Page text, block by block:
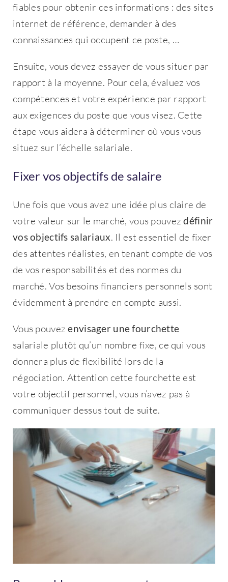
fiables pour obtenir ces informations : des sites
internet de référence, demander à des
connaissances qui occupent ce poste, …
Ensuite, vous devez essayer de vous situer par
rapport à la moyenne. Pour cela, évaluez vos
compétences et votre expérience par rapport
aux exigences du poste que vous visez. Cette
étape vous aidera à déterminer où vous vous
situez sur l’échelle salariale.
Fixer vos objectifs de salaire
Une fois que vous avez une idée plus claire de
votre valeur sur le marché, vous pouvezdéfinir
vos objectifs salariaux. Il est essentiel de fixer
des attentes réalistes, en tenant compte de vos
de vos responsabilités et des normes du
marché. Vos besoins financiers personnels sont
évidemment à prendre en compte aussi.
Vous pouvezenvisager une fourchette
salariale plutôt qu’un nombre fixe, ce qui vous
donnera plus de flexibilité lors de la
négociation. Attention cette fourchette est
votre objectif personnel, vous n’avez pas à
communiquer dessus tout de suite.